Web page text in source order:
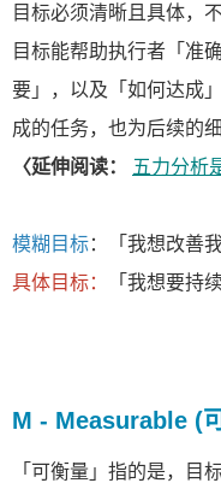
目标必须清晰且具体，
目标能帮助执行者「准
要」，以及「如何达成
成的任务，也为后续的
〈延伸阅读：
五力分析
模糊目标：「我想改善
具体目标：
「我想要持
M - Measurable (
「可衡量」指的是，目